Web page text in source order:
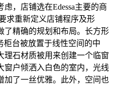
，店铺选在Edessa主要的商
求重新定义店铺程序及形
了精确的规划和布局。长方形
柜台被放置于线性空间的中
理石材质被用来创建一个临窗
窗户倾洒入白色的室内，光线
加了一丝优雅。此外，空间也